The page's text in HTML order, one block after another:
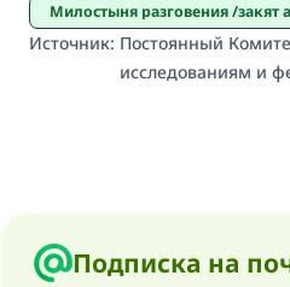
Милостыня разговения /закят аль-
Источник: Постоянный
исследованиям и
Подписка на